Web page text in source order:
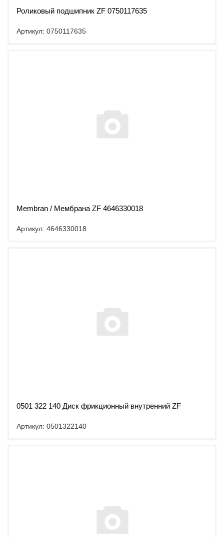
Роликовый подшипник ZF 0750117635
Артикул: 0750117635
Membran / Мембрана ZF 4646330018
Артикул: 4646330018
0501 322 140 Диск фрикционный внутренний ZF
Артикул: 0501322140